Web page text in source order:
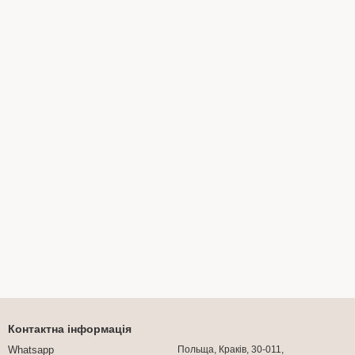
Контактна інформація
Whatsapp Польща, Краків, 30-011,